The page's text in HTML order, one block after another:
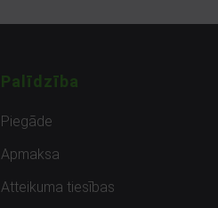
Palīdzība
Piegāde
Apmaksa
Atteikuma tiesības